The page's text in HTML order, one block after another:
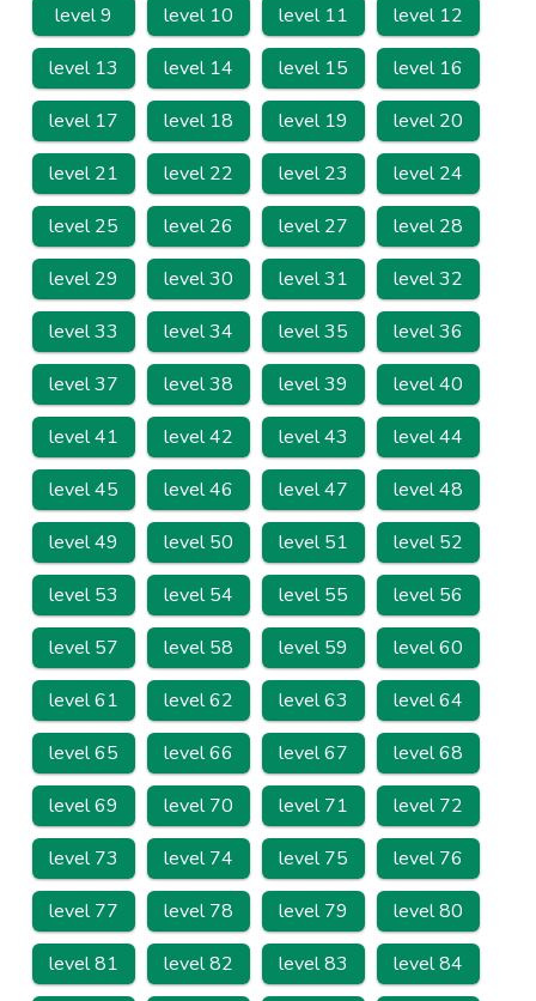
level 9
level 10 level 11
level 12
level 13
level 14 level 15
level 16
level 17
level 18 level 19
level 20
level 21
level 22 level 23
level 24
level 25
level 26 level 27
level 28
level 29
level 30 level 31
level 32
level 33
level 34 level 35
level 36
level 37
level 38 level 39
level 40
level 41
level 42 level 43
level 44
level 45
level 46 level 47
level 48
level 49
level 50 level 51
level 52
level 53
level 54 level 55
level 56
level 57
level 58 level 59
level 60
level 61
level 62 level 63
level 64
level 65
level 66 level 67
level 68
level 69
level 70 level 71
level 72
level 73
level 74 level 75
level 76
level 77
level 78 level 79
level 80
level 81
level 82 level 83
level 84